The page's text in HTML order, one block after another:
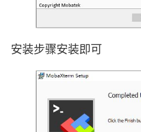
安装步骤安装即可